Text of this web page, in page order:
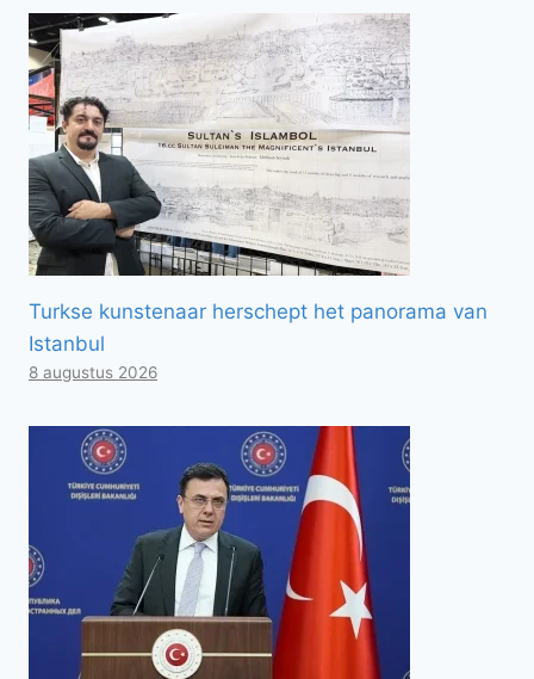
Turkse kunstenaar herschept het panorama van
Istanbul
8 augustus 2026